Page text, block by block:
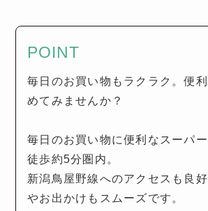
POINT
毎日のお買い物もラクラク。便
めてみませんか？
毎日のお買い物に便利なスーパ
徒歩約5分圏内。
新潟鳥屋野線へのアクセスも良
やお出かけもスムーズです。